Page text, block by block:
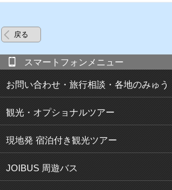
戻る
スマートフォンメニュー
お問い合わせ・旅行相談・各地のみゅう
観光・オプショナルツアー
現地発 宿泊付き観光ツアー
JOIBUS 周遊バス